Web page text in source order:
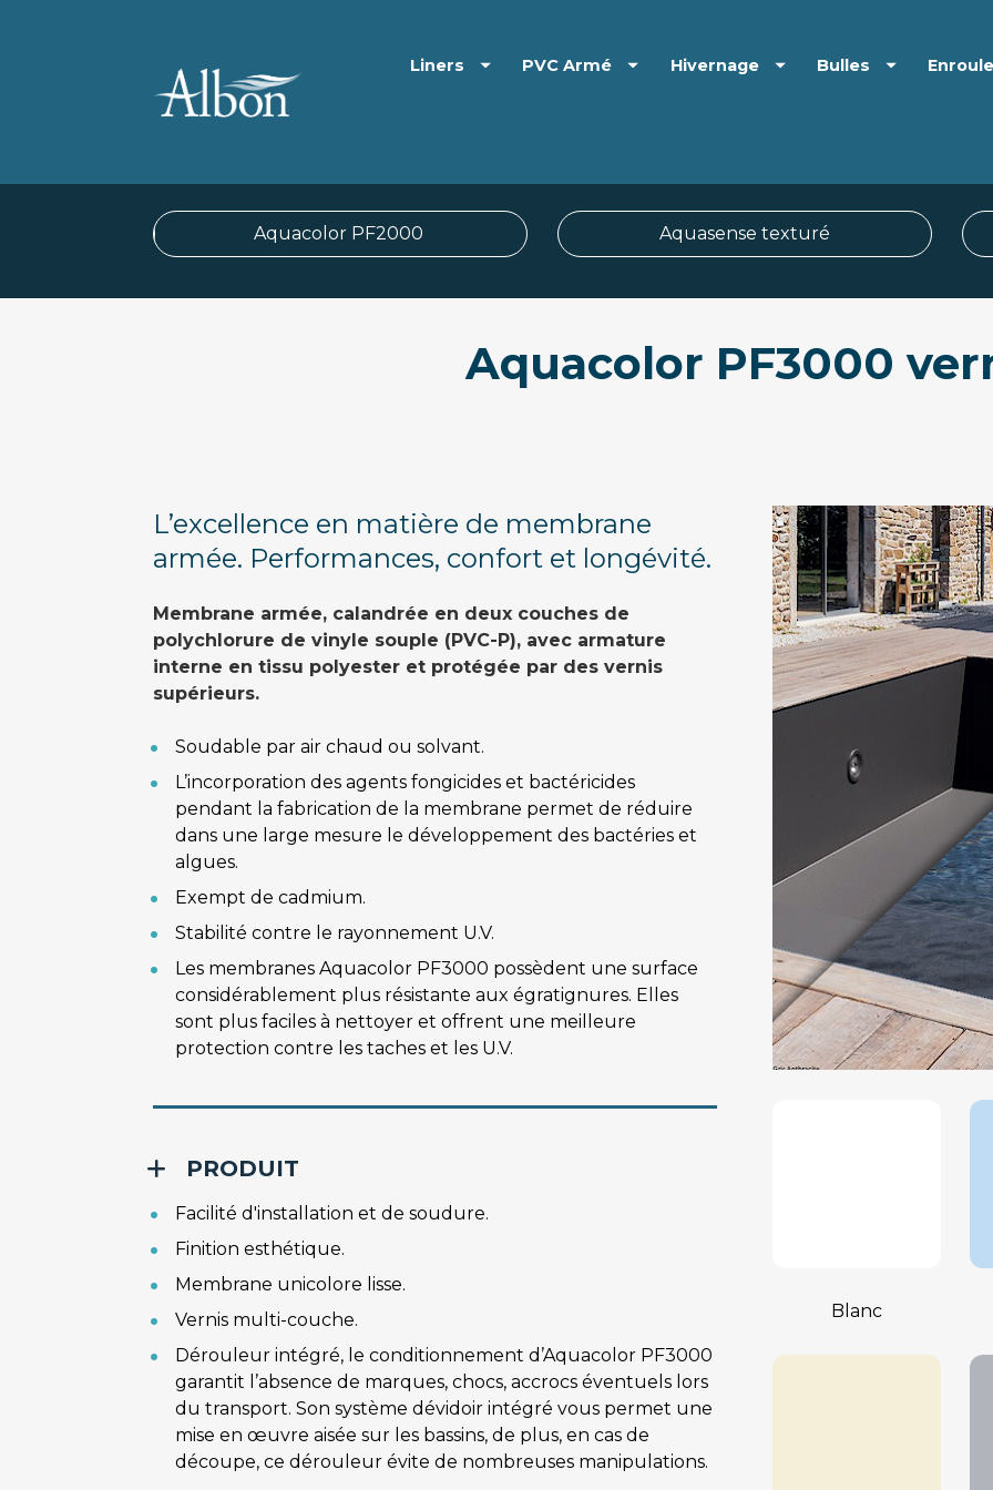
Liners PVC Armé Hivernage Bulles
Aquacolor PF2000 Aquasense texturé
Aquacolor PF3000
L’excellence en matière de membrane
armée. Performances, confort et longévité.
Membrane armée, calandrée en deux couches de
polychlorure de vinyle souple (PVC-P), avec armature
interne en tissu polyester et protégée par des vernis
supérieurs.
Soudable par air chaud ou solvant.
L’incorporation des agents fongicides et bactéricides
pendant la fabrication de la membrane permet de réduire
dans une large mesure le développement des bactéries et
algues.
Exempt de cadmium.
Stabilité contre le rayonnement U.V.
Les membranes Aquacolor PF3000 possèdent une surface
considérablement plus résistante aux égratignures. Elles
sont plus faciles à nettoyer et offrent une meilleure
protection contre les taches et les U.V.
PRODUIT
Facilité d'installation et de soudure.
Finition esthétique.
Membrane unicolore lisse.
Vernis multi-couche.
Dérouleur intégré, le conditionnement d’Aquacolor PF3000
garantit l’absence de marques, chocs, accrocs éventuels lors
du transport. Son système dévidoir intégré vous permet une
mise en œuvre aisée sur les bassins, de plus, en cas de
découpe, ce dérouleur évite de nombreuses manipulations.
Blanc